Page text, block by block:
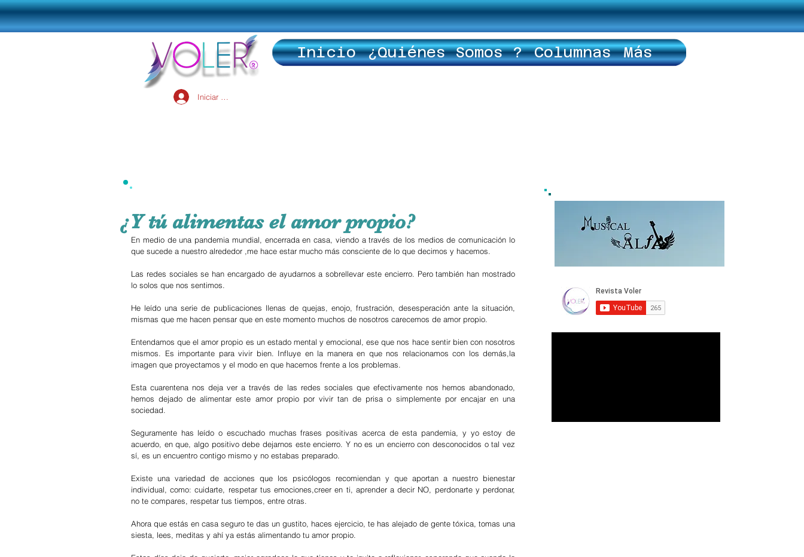
Inicio ¿Quiénes Somos ? Columnas Más
Iniciar sesión
¿Y tú alimentas el amor propio?
En medio de una pandemia mundial, encerrada en casa, viendo a través de los medios de comunicación lo
que sucede a nuestro alrededor ,me hace estar mucho más consciente de lo que decimos y hacemos.
Las redes sociales se han encargado de ayudarnos a sobrellevar este encierro. Pero también han mostrado
lo solos que nos sentimos.
He leído una serie de publicaciones llenas de quejas, enojo, frustración, desesperación ante la situación,
mismas que me hacen pensar que en este momento muchos de nosotros carecemos de amor propio.
Entendamos que el amor propio es un estado mental y emocional, ese que nos hace sentir bien con nosotros
mismos. Es importante para vivir bien. Influye en la manera en que nos relacionamos con los demás,la
imagen que proyectamos y el modo en que hacemos frente a los problemas.
Esta cuarentena nos deja ver a través de las redes sociales que efectivamente nos hemos abandonado,
hemos dejado de alimentar este amor propio por vivir tan de prisa o simplemente por encajar en una
sociedad.
Seguramente has leído o escuchado muchas frases positivas acerca de esta pandemia, y yo estoy de
acuerdo, en que, algo positivo debe dejarnos este encierro. Y no es un encierro con desconocidos o tal vez
sí, es un encuentro contigo mismo y no estabas preparado.
Existe una variedad de acciones que los psicólogos recomiendan y que aportan a nuestro bienestar
individual, como: cuidarte, respetar tus emociones,creer en ti, aprender a decir NO, perdonarte y perdonar,
no te compares, respetar tus tiempos, entre otras.
Ahora que estás en casa seguro te das un gustito, haces ejercicio, te has alejado de gente tóxica, tomas una
siesta, lees, meditas y ahí ya estás alimentando tu amor propio.